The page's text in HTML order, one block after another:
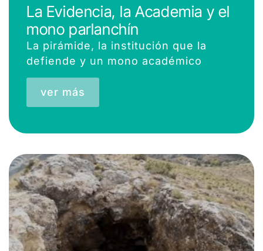
La Evidencia, la Academia y el
mono parlanchín
La pirámide, la institución que la
defiende y un mono académico
ver más